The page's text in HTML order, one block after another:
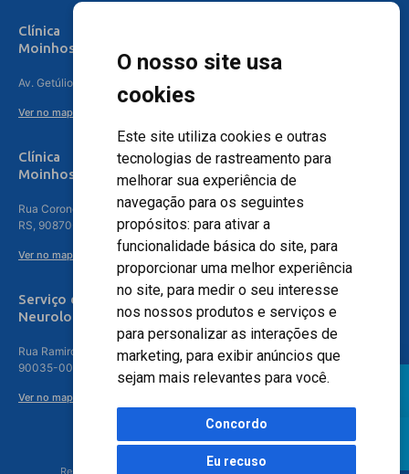
O nosso site usa
cookies
Este site utiliza cookies e outras
tecnologias de rastreamento para
melhorar sua experiência de
navegação para os seguintes
propósitos: para ativar a
funcionalidade básica do site, para
proporcionar uma melhor experiência
no site, para medir o seu interesse
nos nossos produtos e serviços e
para personalizar as interações de
marketing, para exibir anúncios que
sejam mais relevantes para você.
Concordo
Eu recuso
Clínica
Moinhos de Vento Canoas
Av. Getúlio Vargas, 4841 – Centro, Canoas – RS, 92010-010
Ver no mapa
Clínica
Moinhos de Vento - Teresópolis
Rua Coronel Aparício Borges, 250 - 3º andar - Teresópolis, Porto Alegre -
RS, 90870-016
Ver no mapa
Serviço de
Neurologia
Rua Ramiro Barcelos, 630 – 5º andar – Floresta, Porto Alegre – RS,
90035-001
Ver no mapa
Responsável Técnico: Dr. Luiz Antonio Nasi - CREMERS 11217